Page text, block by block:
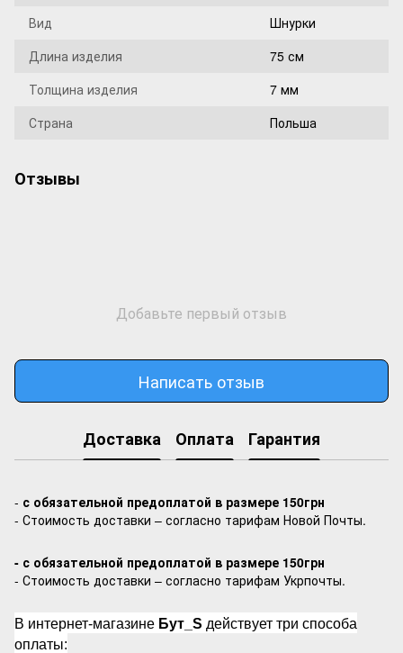
Вид
Шнурки
Длина изделия
75 см
Толщина изделия
7 мм
Страна
Польша
Отзывы
Добавьте первый отзыв
Написать отзыв
Доставка Оплата Гарантия
- с обязательной предоплатой в размере 150грн
- Стоимость доставки – согласно тарифам Новой Почты.
- с обязательной предоплатой в размере 150грн
- Стоимость доставки – согласно тарифам Укрпочты.
В интернет-магазине Бут_S действует три способа
оплаты: